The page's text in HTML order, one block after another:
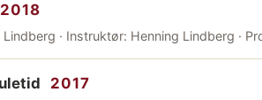
2018
· Instruktør: Henning Lindberg ·
2017